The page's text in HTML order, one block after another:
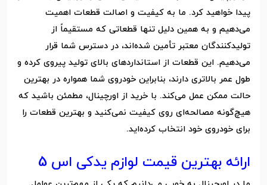
پیدا خواهید کرد. ما به کیفیت و اصالت قطعات اهمیت
می‌دهیم و به همین دلیل تنها قطعاتی که مستقیماً از
تولیدکنندگان معتبر تأمین شده‌اند، در دسترس شما قرار
می‌دهیم. این قطعات از استانداردهای بالای تولید پیروی کرده و
طول عمر بالاتری دارند، بنابراین خودروی شما همواره در بهترین
حالت ممکن عمل می‌کند. با خرید از اورچینال، مطمئن باشید که
هیچ‌گونه مصالحه‌ای روی کیفیت نمی‌کنید و بهترین قطعات را
برای خودروی خود انتخاب کرده‌اید.
ارائه بهترین قیمت لوازم یدکی اس 5